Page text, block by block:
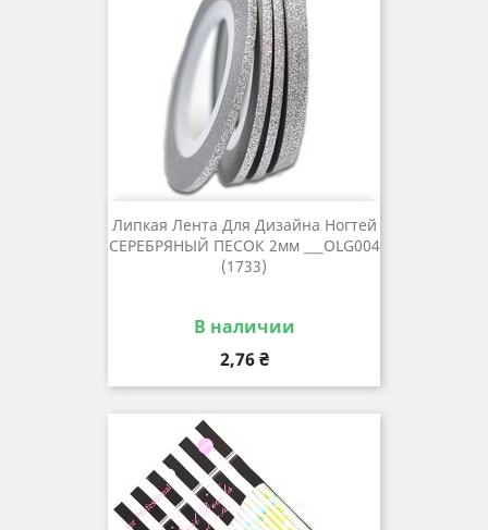
Липкая Лента Для Дизайна Ногтей
СЕРЕБРЯНЫЙ ПЕСОК 2мм ___OLG004
(1733)
В наличии
Цена
2,76 ₴